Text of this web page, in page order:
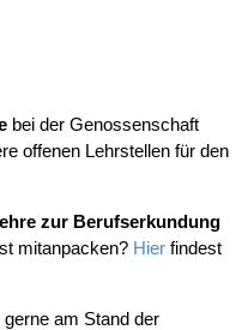
bei der Genossenschaft
offenen Lehrstellen für den
zur Berufserkundung
mitanpacken? Hier findest
am Stand der